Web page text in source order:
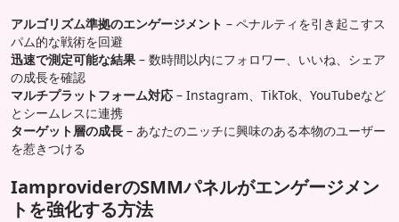
アルゴリズム準拠のエンゲージメント – ペナルティを引き起こすス
パム的な戦術を回避
迅速で測定可能な結果 – 数時間以内にフォロワー、いいね、シェア
の成長を確認
マルチプラットフォーム対応 – Instagram、TikTok、YouTubeなど
とシームレスに連携
ターゲット層の成長 – あなたのニッチに興味のある本物のユーザー
を惹きつける
IamproviderのSMMパネルがエンゲージメン
トを強化する方法